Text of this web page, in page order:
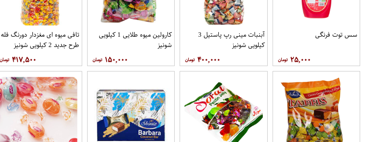
سس توت فرنگی
۲۵,۰۰۰
آبنبات مینی رپ پاستیل 3
کیلویی شونیز
۴۰۰,۰۰۰
کارولین میوه طلایی 1 کیلویی
شونیز
۱۵۰,۰۰۰
تافی میوه ای مغزدار دورنگ فله
طرح جدید 2 کیلویی شونیز
۴۱۷,۵۰۰